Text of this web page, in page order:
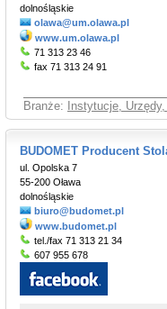
dolnośląskie
olawa@um.olawa.pl
www.um.olawa.pl
71 313 23 46
fax 71 313 24 91
Branże: Instytucje,
BUDOMET Producent
ul. Opolska 7
55-200 Oława
dolnośląskie
biuro@budomet.pl
www.budomet.pl
tel./fax 71 313 21 34
607 955 678